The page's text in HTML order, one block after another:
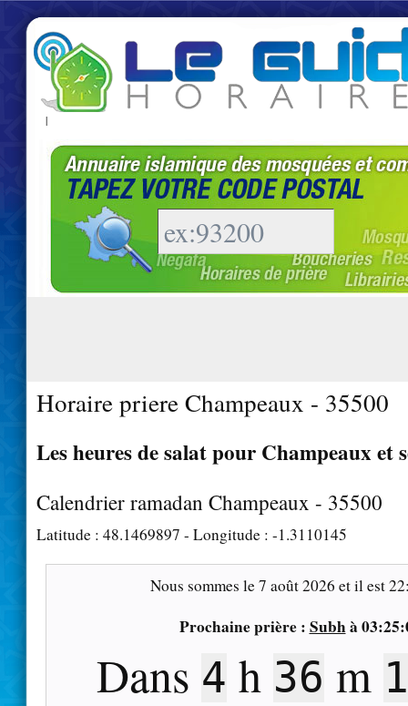
|
Horaire priere Champeaux - 35500
Les heures de salat pour Champeaux et
Calendrier ramadan Champeaux - 35500
Latitude : 48.1469897 - Longitude : -1.3110145
Nous sommes le7 août 2026 et il est
Prochaine prière : Subhà
Dans 4 h 36 m